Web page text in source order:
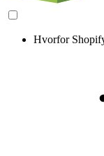
Hvorfor